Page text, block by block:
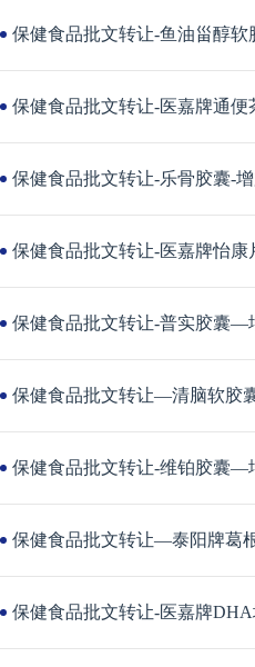
保健食品批文转让-鱼油甾醇软
保健食品批文转让-医嘉牌通便
保健食品批文转让-乐骨胶囊-
保健食品批文转让-医嘉牌怡康
保健食品批文转让-普实胶囊—
保健食品批文转让—清脑软胶
保健食品批文转让-维铂胶囊—
保健食品批文转让—泰阳牌葛
保健食品批文转让-医嘉牌